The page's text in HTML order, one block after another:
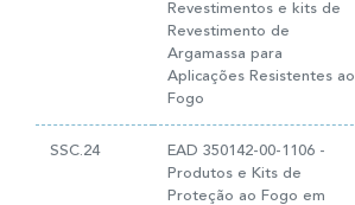
Revestimentos e kits de
Revestimento de
Argamassa para
Aplicações Resistentes ao
Fogo
SSC.24
EAD 350142-00-1106 -
Produtos e Kits de
Proteção ao Fogo em